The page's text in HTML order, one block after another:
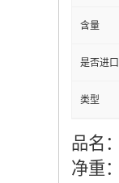
含量
是否进口
类型
品名
净重